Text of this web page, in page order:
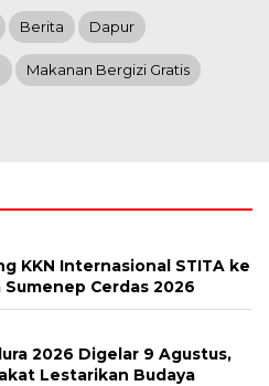
Berita Dapur
Makanan Bergizi Gratis
KKN Internasional STITA ke
Cerdas 2026
2026 Digelar 9 Agustus,
Lestarikan Budaya